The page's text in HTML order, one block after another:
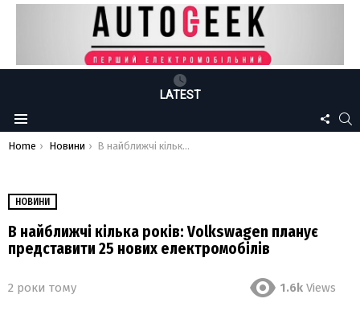
LATEST
Menu
US
You are here:
Home Новини В найближчі кілька років: Volkswagen планує представити 25 нових електромобілів
НОВИНИ
В найближчі кілька років: Volkswagen планує
представити 25 нових електромобілів
2 роки тому 1.6k Views